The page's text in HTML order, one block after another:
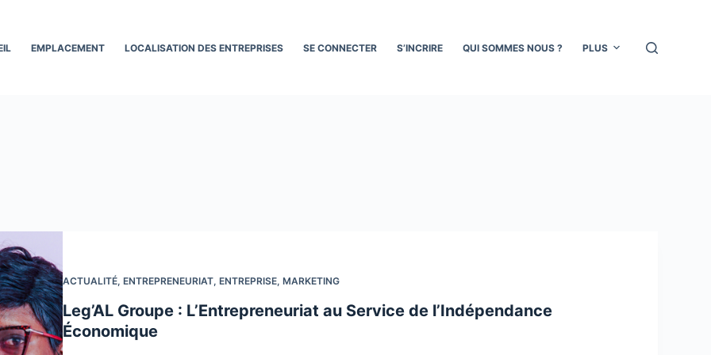
EMPLACEMENT LOCALISATION DES ENTREPRISES SE CONNECTER S’INCRIRE QUI SOMMES NOUS ? PLUS
ACTUALITÉ,ENTREPRENEURIAT,ENTREPRISE,MARKETING
Leg’AL Groupe : L’Entrepreneuriat au Service de l’Indépendance
Économique